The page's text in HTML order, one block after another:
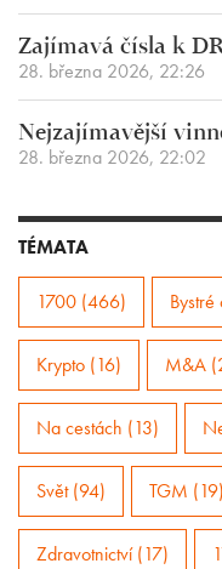
Zajímavá čísla k
28. března 2026, 22:26
Nejzajímavější
28. března 2026, 22:02
TÉMATA
1700 (466)
Krypto (16) M&A
Na cestách (13)
Svět (94) TGM (19)
Zdravotnictví (17)